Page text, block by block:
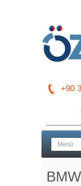
+90